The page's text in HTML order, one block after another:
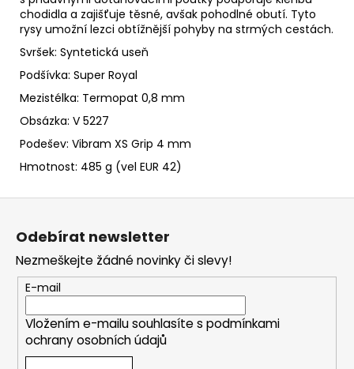
chodidla a zajišťuje těsné, avšak pohodlné obutí. Tyto
rysy umožní lezci obtížnější pohyby na strmých cestách.
Svršek: Syntetická useň
Podšívka: Super Royal
Mezistélka: Termopat 0,8 mm
Obsázka: V 5227
Podešev: Vibram XS Grip 4 mm
Hmotnost: 485 g (vel EUR 42)
Z
Odebírat newsletter
Nezmeškejte žádné novinky či slevy!
E-mail
Vložením e-mailu souhlasíte s podmínkami
ochrany osobních údajů